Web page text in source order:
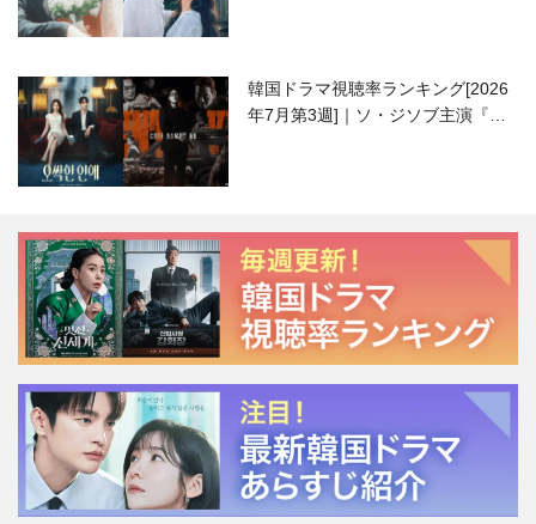
韓国ドラマ視聴率ランキング[2026
年7月第3週]｜ソ・ジソブ主演『エ